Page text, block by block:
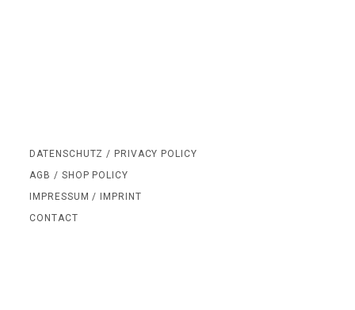
DATENSCHUTZ / PRIVACY POLICY
AGB / SHOP POLICY
IMPRESSUM / IMPRINT
CONTACT